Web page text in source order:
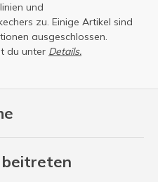
beitreten
und
zu. Einige Artikel sind
ausgeschlossen.
du unter Details.